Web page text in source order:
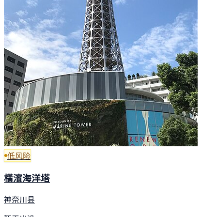
低风险
橫濱海洋塔
神奈川县